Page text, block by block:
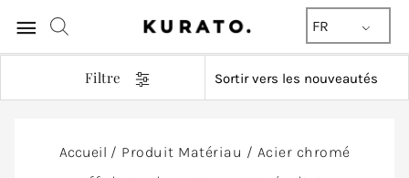
FR
Menu
principal
Filtre
Accueil / Produit Matériau / Acier chromé
du